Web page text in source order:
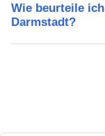
Wie beurteile
Darmstadt?